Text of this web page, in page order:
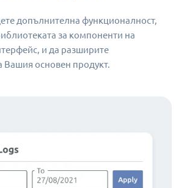
допълнителна функционалност,
за компоненти на
и да разширите
Вашия основен продукт.